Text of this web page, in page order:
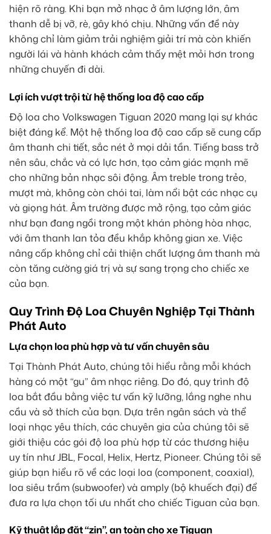
hiện rõ ràng. Khi bạn mở nhạc ở âm lượng lớn, âm
thanh dễ bị vỡ, rè, gây khó chịu. Những vấn đề này
không chỉ làm giảm trải nghiệm giải trí mà còn khiến
người lái và hành khách cảm thấy mệt mỏi hơn trong
những chuyến đi dài.
Lợi ích vượt trội từ hệ thống loa độ cao cấp
Độ loa cho Volkswagen Tiguan 2020 mang lại sự khác
biệt đáng kể. Một hệ thống loa độ cao cấp sẽ cung cấp
âm thanh chi tiết, sắc nét ở mọi dải tần. Tiếng bass trở
nên sâu, chắc và có lực hơn, tạo cảm giác mạnh mẽ
cho những bản nhạc sôi động. Âm treble trong trẻo,
mượt mà, không còn chói tai, làm nổi bật các nhạc cụ
và giọng hát. Âm trường được mở rộng, tạo cảm giác
như bạn đang ngồi trong một khán phòng hòa nhạc,
với âm thanh lan tỏa đều khắp không gian xe. Việc
nâng cấp không chỉ cải thiện chất lượng âm thanh mà
còn tăng cường giá trị và sự sang trọng cho chiếc xe
của bạn.
Quy Trình Độ Loa Chuyên Nghiệp Tại Thành
Phát Auto
Lựa chọn loa phù hợp và tư vấn chuyên sâu
Tại Thành Phát Auto, chúng tôi hiểu rằng mỗi khách
hàng có một “gu” âm nhạc riêng. Do đó, quy trình độ
loa bắt đầu bằng việc tư vấn kỹ lưỡng, lắng nghe nhu
cầu và sở thích của bạn. Dựa trên ngân sách và thể
loại nhạc yêu thích, các chuyên gia của chúng tôi sẽ
giới thiệu các gói độ loa phù hợp từ các thương hiệu
uy tín như JBL, Focal, Helix, Hertz, Pioneer. Chúng tôi sẽ
giúp bạn hiểu rõ về các loại loa (component, coaxial),
loa siêu trầm (subwoofer) và amply (bộ khuếch đại) để
đưa ra lựa chọn tối ưu nhất cho chiếc Tiguan của bạn.
Kỹ thuật lắp đặt “zin”, an toàn cho xe Tiguan